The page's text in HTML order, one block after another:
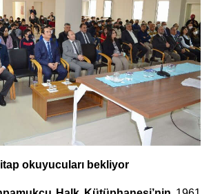
okuyucuları bekliyor